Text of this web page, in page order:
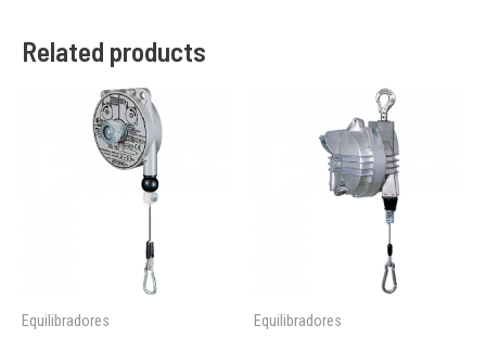
Related products
Equilibradores Equilibradores